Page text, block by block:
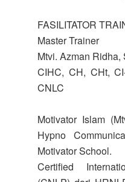
FASILITATOR
Master Trainer
Mtvi. Azman Ridha,
CIHC, CH, CHt,
CNLC
Motivator Islam
Hypno
Motivator School.
Certified